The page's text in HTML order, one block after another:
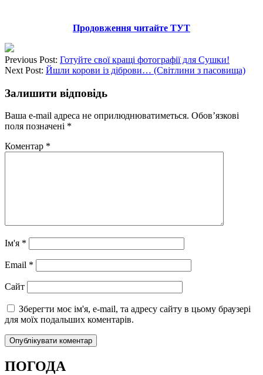
Продовження читайте ТУТ
Previous Post: Готуйте свої кращі фотографії для Сушки!
Next Post: Йшли корови із діброви… (Світлини з пасовища)
Залишити відповідь
Ваша e-mail адреса не оприлюднюватиметься. Обов’язкові
поля позначені *
Коментар *
Ім'я *
Email *
Сайт
Зберегти моє ім'я, e-mail, та адресу сайту в цьому браузері
для моїх подальших коментарів.
ПОГОДА